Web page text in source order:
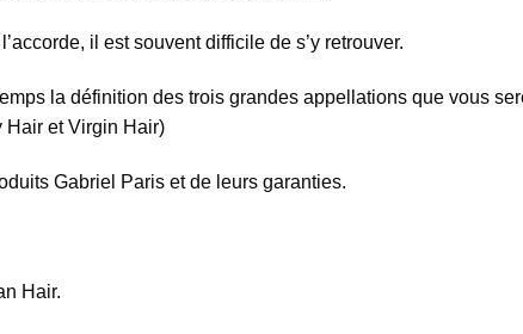
il est souvent difficile de s’y retrouver.
la définition des trois grandes appellations que vous
Hair et Virgin Hair)
Gabriel Paris et de leurs garanties.
Hair.